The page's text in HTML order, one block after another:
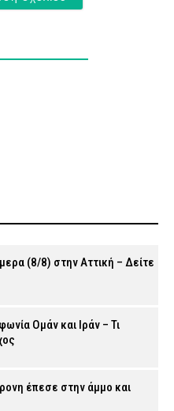
(8/8) στην Αττική – Δείτε
Ομάν και Ιράν – Τι
έπεσε στην άμμο και